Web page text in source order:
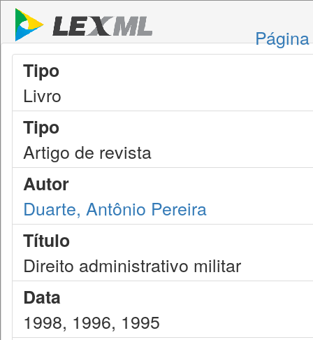
Tipo
Livro
Tipo
Artigo de revista
Autor
Duarte, Antônio Pereira
Título
Direito administrativo militar
Data
1998, 1996, 1995